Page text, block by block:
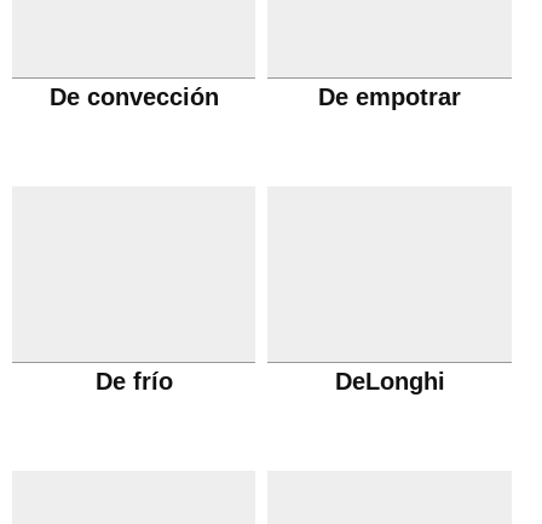
De convección De empotrar
De frío DeLonghi